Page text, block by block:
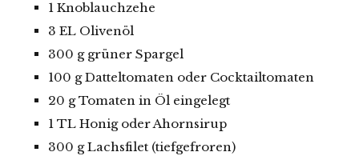
1 Knoblauchzehe
3 EL Olivenöl
300 g grüner Spargel
100 g Datteltomaten oder Cocktailtomaten
20 g Tomaten in Öl eingelegt
1 TL Honig oder Ahornsirup
300 g Lachsfilet (tiefgefroren)